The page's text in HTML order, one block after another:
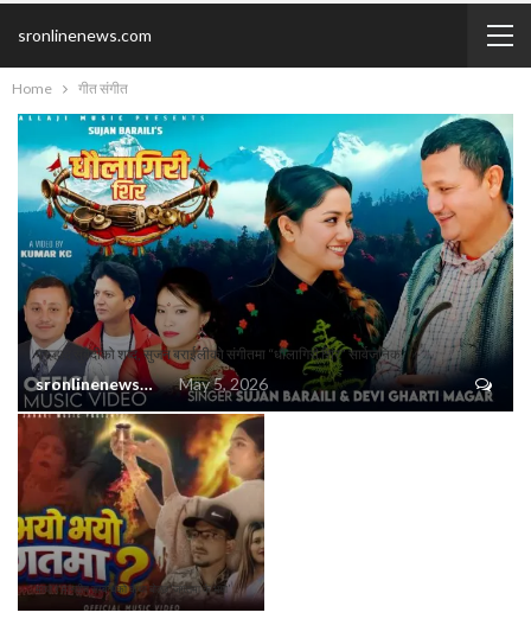
sronlinenews.com
Home गीत संगीत
प्रल्हाद सुबेदीको शब्द, सुजन बराईलीको संगीतमा “धौलागिरी शिर” सार्वजनिक
sronlinenews@gmail.com May 5, 2026
माया र मानवीय सम्बन्धको कथा बोल्छ ‘जगतमा के भयो’